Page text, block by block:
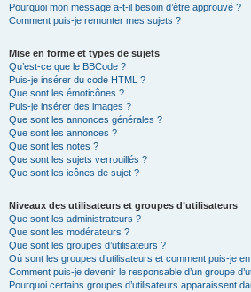
Pourquoi mon message a-t-il besoin d’être approuvé ?
Comment puis-je remonter mes sujets ?
Mise en forme et types de sujets
Qu’est-ce que le BBCode ?
Puis-je insérer du code HTML ?
Que sont les émoticônes ?
Puis-je insérer des images ?
Que sont les annonces générales ?
Que sont les annonces ?
Que sont les notes ?
Que sont les sujets verrouillés ?
Que sont les icônes de sujet ?
Niveaux des utilisateurs et groupes d’utilisateurs
Que sont les administrateurs ?
Que sont les modérateurs ?
Que sont les groupes d’utilisateurs ?
Où sont les groupes d’utilisateurs et comment puis-je
Comment puis-je devenir le responsable d’un groupe
Pourquoi certains groupes d’utilisateurs apparaissent